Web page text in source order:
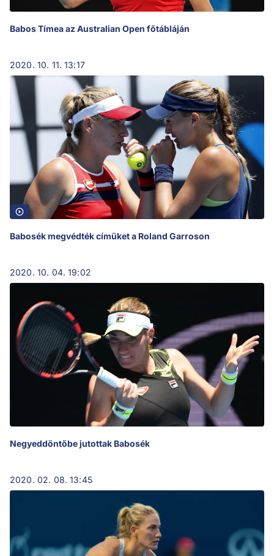
Babos Tímea az Australian Open főtábláján
2020. 10. 11. 13:17
Babosék megvédték címüket a Roland Garroson
2020. 10. 04. 19:02
Negyeddöntőbe jutottak Babosék
2020. 02. 08. 13:45